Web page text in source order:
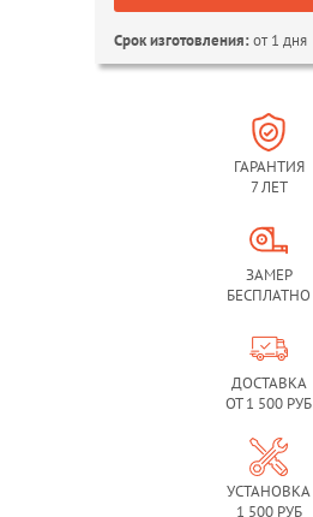
Срок изготовления:от 1 дня
ГАРАНТИЯ
7 ЛЕТ
ЗАМЕР
БЕСПЛАТНО
ДОСТАВКА
ОТ 1 500 РУБ
УСТАНОВКА
1 500 РУБ